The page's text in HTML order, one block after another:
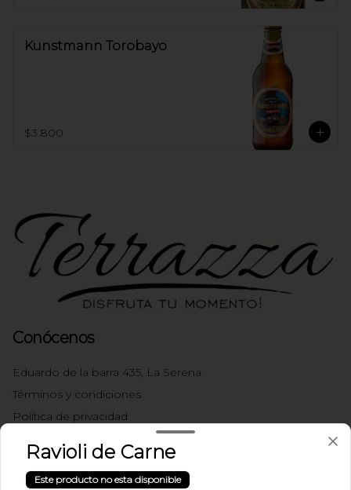
Kunstmann Torobayo
$3.800
Conócenos
Eduardo de la barra 435, La Serena.
Términos y condiciones
Política de privacidad
Redes sociales
Instagram
Ravioli de Carne
Este producto no esta disponible